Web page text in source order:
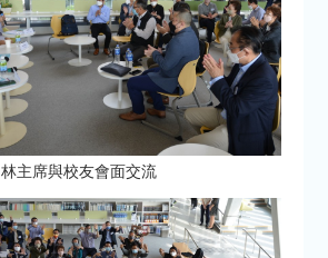
林主席與校友會面交流